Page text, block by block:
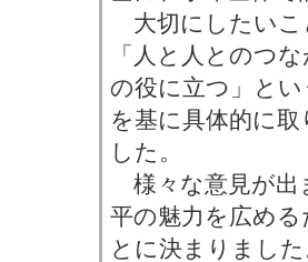
大切にしたいこ
「人と人とのつ
の役に立つ」と
を基に具体的に
した。
様々な意見が出
平の魅力を広め
とに決まりまし